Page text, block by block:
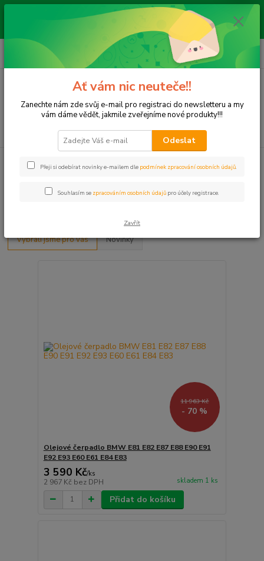
Pokud si nejste jisti, zda náhradní díl pasuje do Vašeho auta, pošlete nám
dotaz s údaji o vozidle, VIN a my Vám to prověříme. Použijte CHAT
vpravo dole nebo e-mail: vyprodejeautodilu@centrum.cz
CZK
+420 792 217 851
(Po-Pá, 9-16 hod.)
0 Kč
Vybrali jsme pro vás Novinky
11 963 Kč
- 70 %
Olejové čerpadlo BMW E81 E82 E87 E88 E90 E91
E92 E93 E60 E61 E84 E83
3 590 Kč/ks
2 967 Kč bez DPH skladem 1 ks
Přidat do košíku
Ať vám nic neuteče!!
Zanechte nám zde svůj e-mail pro registraci do newsletteru a my
vám dáme vědět, jakmile zveřejníme nové produkty!!!
Odeslat
Přeji si odebírat novinky e-mailem dle podmínek zpracování osobních údajů.
Souhlasím se zpracováním osobních údajů pro účely registrace.
Zavřít